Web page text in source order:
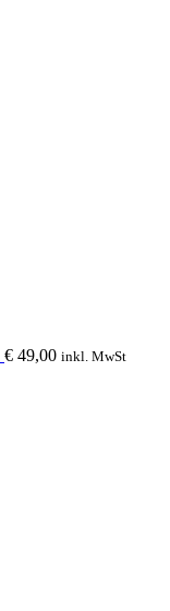
€ 49,00 inkl. MwSt